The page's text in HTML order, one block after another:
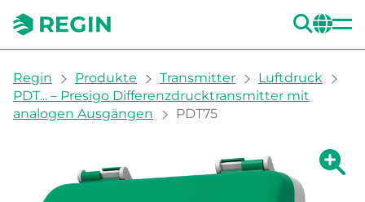
You are here:
Regin Produkte Transmitter
Luftdruck
PDT... – Presigo Differenzdrucktransmitter mit
analogen Ausgängen
PDT75
Zeige